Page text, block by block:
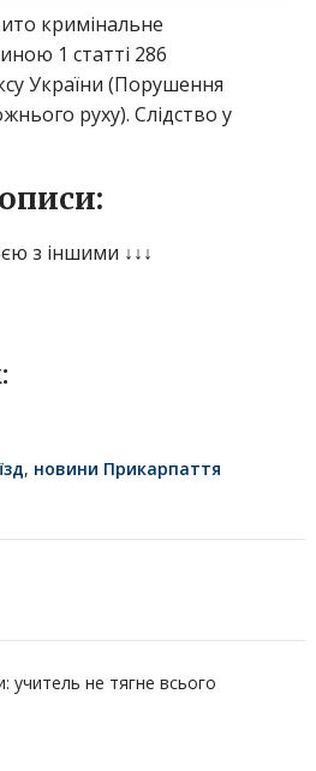
кримінальне
1 статті 286
України (Порушення
руху). Слідство у
з іншими ↓↓↓
, новини Прикарпаття
учитель не тягне всього